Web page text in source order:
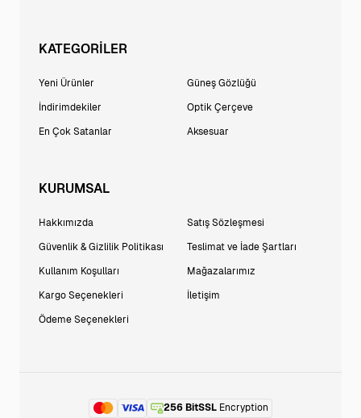
KATEGORİLER
Yeni Ürünler
İndirimdekiler
En Çok Satanlar
Güneş Gözlüğü
Optik Çerçeve
Aksesuar
KURUMSAL
Hakkımızda
Güvenlik & Gizlilik Politikası
Kullanım Koşulları
Kargo Seçenekleri
Ödeme Seçenekleri
Satış Sözleşmesi
Teslimat ve İade Şartları
Mağazalarımız
İletişim
256 BitSSL Encryption